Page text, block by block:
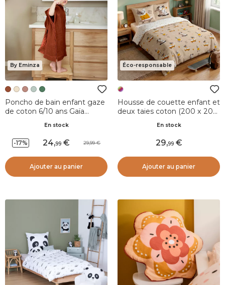
By Eminza
Poncho de bain enfant gaze
de coton 6/10 ans Gaïa
En stock
-17% 24,99 29,99
Ajouter au panier
Éco-responsable
Housse de couette enfant et
deux taies coton (200 x 200
En stock
29,99
Ajouter au panier